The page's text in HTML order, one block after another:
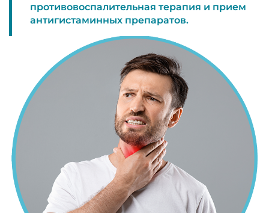
противовоспалительная терапия и прием
антигистаминных препаратов.